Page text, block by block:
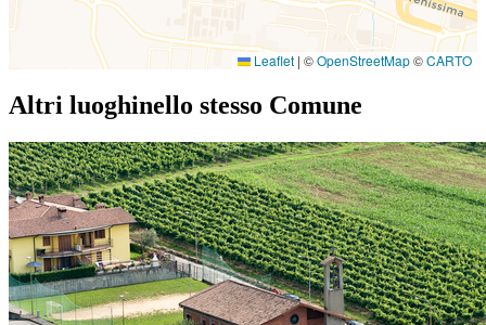
Leaflet | ©OpenStreetMap©CARTO
Altri luoghinello stesso Comune